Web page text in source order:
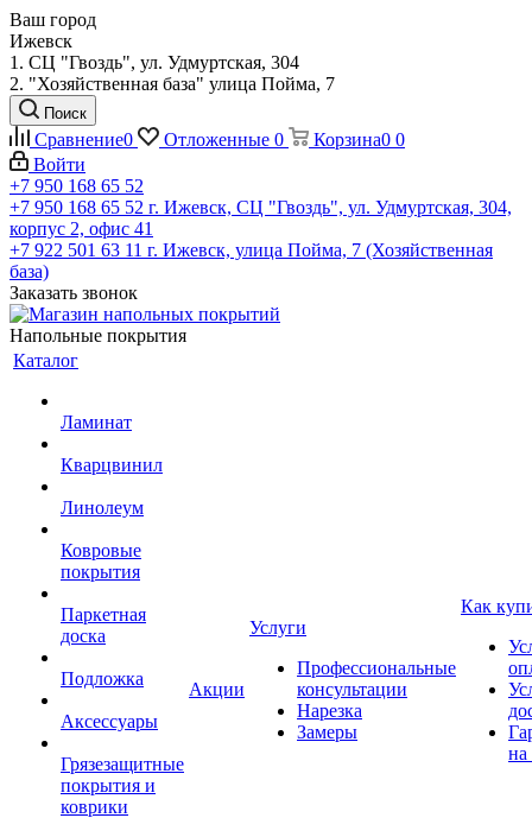
Ваш город
Ижевск
1. СЦ "Гвоздь", ул. Удмуртская, 304
2. "Хозяйственная база" улица Пойма, 7
Поиск
Сравнение0 Отложенные 0 Корзина0 0
Войти
+7 950 168 65 52
+7 950 168 65 52 г. Ижевск, СЦ "Гвоздь", ул. Удмуртская, 304,
корпус 2, офис 41
+7 922 501 63 11 г. Ижевск, улица Пойма, 7 (Хозяйственная
база)
Заказать звонок
Напольные покрытия
Каталог
Ламинат
Кварцвинил
Линолеум
Ковровые
покрытия
Паркетная
доска
Подложка
Аксессуары
Грязезащитные
покрытия и
коврики
Акции
Услуги
Профессиональные
консультации
Нарезка
Замеры
Как
на